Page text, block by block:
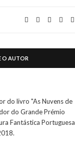
O AUTOR
do livro "As Nuvens de
do Grande Prémio
Fantástica Portuguesa